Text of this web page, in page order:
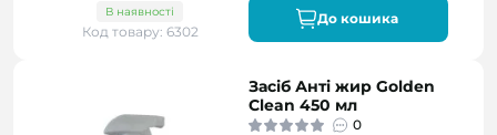
В наявності
Код товару: 6302
До кошика
Засіб Анті жир Golden
Clean 450 мл
0